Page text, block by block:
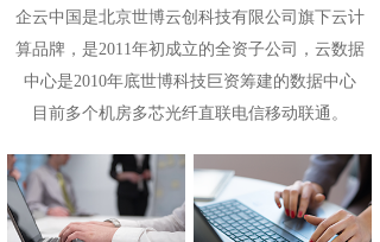
企云中国是北京世博云创科技有限公司旗下云计
算品牌，是2011年初成立的全资子公司， 云数据
中心是2010年底世博科技巨资筹建的数据中心
目前多个机房多芯光纤直联电信移动联通。